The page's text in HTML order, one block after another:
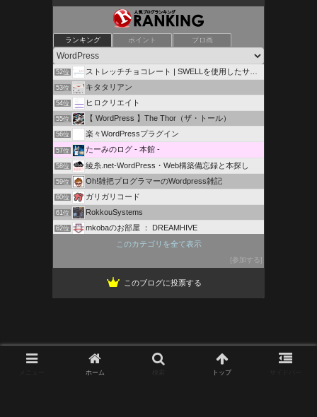
ランキング ポイント ブロ画
50位 キヨヒコのアフィリエイト講座
51位 野性の証明JustanotherWordPress site
52位 ストレッチチョコレート | SWELLを使用したサイト構築
53位 キタタリアン
54位 ヒロクリエイト
55位 【 WordPress 】The Thor（ザ・トール）
56位 楽々WordPressプラグイン
57位 たーみのログ - 本館 -
58位 綾糸.net-WordPress・Web構築備忘録と本探し
59位 Oh!雑把プログラマーのWordpress雑記
60位 ガリガリコード
61位 RokkouSystems
62位 mkobaのお部屋 ： DREAMHIVE
ZERO c.p.t. 稼げるweb戦略＆作成
このカテゴリを全て表示
参加する
このブログに投票する
ホーム トップ